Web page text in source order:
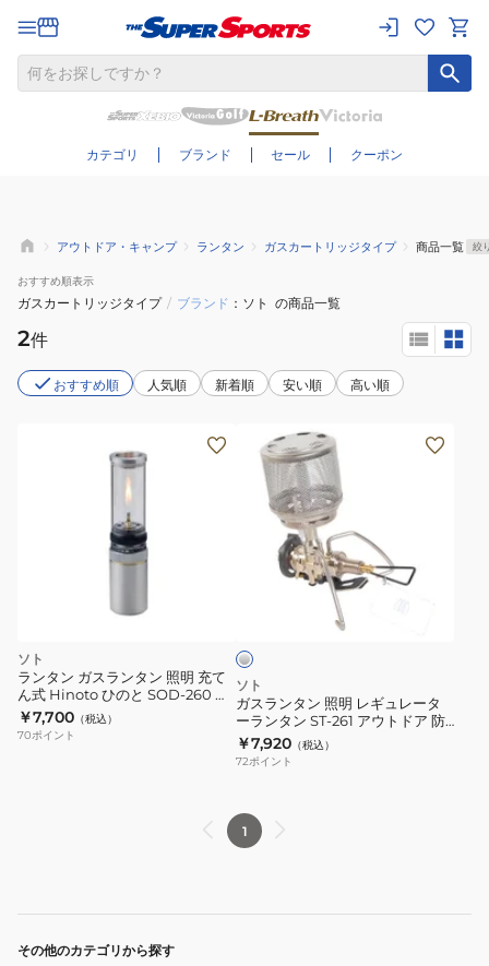
カテゴリ ブランド セール クーポン
さらに絞り込む
アウトドア・キャンプ ランタン ガスカートリッジタイプ 商品一覧 絞
おすすめ順表示
ガスカートリッジタイプ / ブランド ソト の商品一覧
2件
おすすめ順 人気順 新着順 安い順 高い順
ソト
ランタン ガスランタン 照明 充て
ん式 Hinoto ひのと SOD-260 収
納ケース付き
￥7,700 （税込）
70ポイント
レ
ギ
ュ
レ
ー
ラ
ル
ソト
ガスランタン 照明 レギュレータ
ーランタン ST-261 アウトドア 防
災
￥7,920 （税込）
72ポイント
1
その他のカテゴリから探す